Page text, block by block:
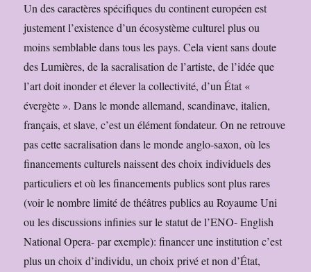
Un des caractères spécifiques du continent européen est
justement l’existence d’un écosystème culturel plus ou
moins semblable dans tous les pays. Cela vient sans doute
des Lumières, de la sacralisation de l’artiste, de l’idée que
l’art doit inonder et élever la collectivité, d’un État «
évergète ». Dans le monde allemand, scandinave, italien,
français, et slave, c’est un élément fondateur. On ne retrouve
pas cette sacralisation dans le monde anglo-saxon, où les
financements culturels naissent des choix individuels des
particuliers et où les financements publics sont plus rares
(voir le nombre limité de théâtres publics au Royaume Uni
ou les discussions infinies sur le statut de l’ENO- English
National Opera- par exemple): financer une institution c’est
plus un choix d’individu, un choix privé et non d’État,